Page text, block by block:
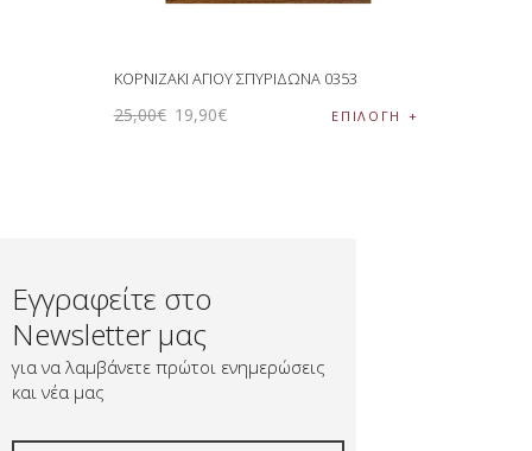
ΚΟΡΝΙΖΑΚΙ ΑΓΙΟΥ ΣΠΥΡΙΔΩΝΑ 0353
25,00€ 19,90€ ΕΠΙΛΟΓΉ
Εγγραφείτε στο
Newsletter μας
για να λαμβάνετε πρώτοι ενημερώσεις
και νέα μας